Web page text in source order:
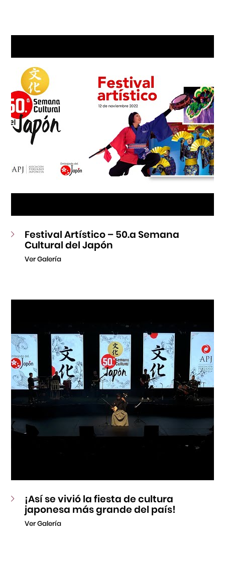
Festival Artístico – 50.a Semana
Cultural del Japón
Ver Galería
¡Así se vivió la fiesta de cultura
japonesa más grande del país!
Ver Galería